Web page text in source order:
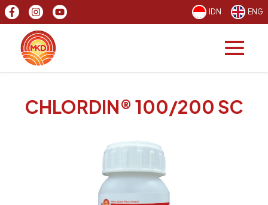
IDN ENG
CHLORDIN® 100/200 SC